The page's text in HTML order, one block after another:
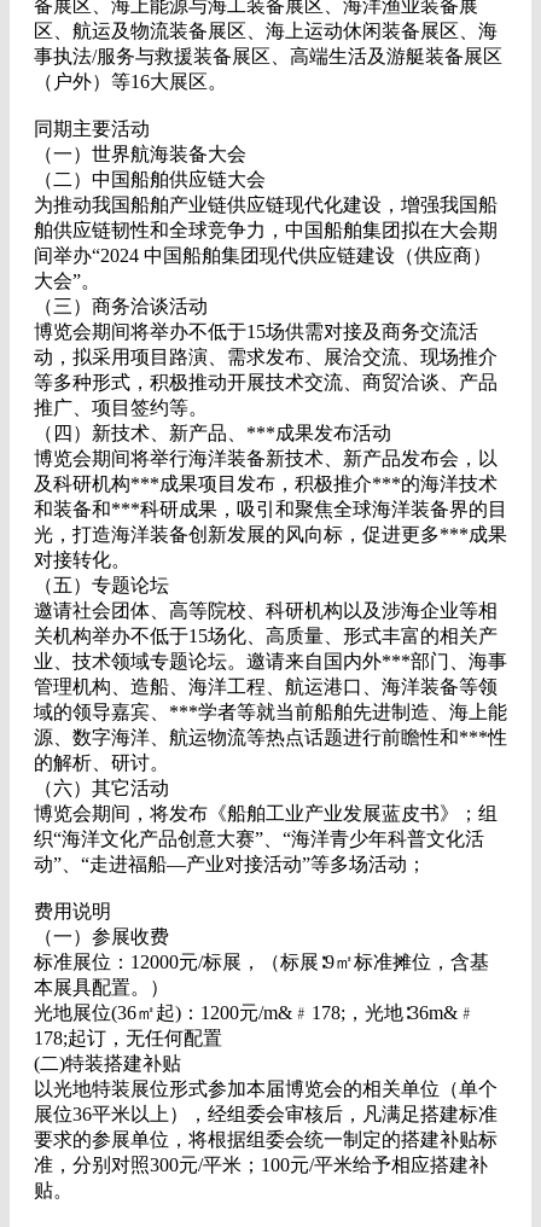
备展区、海上能源与海工装备展区、海洋渔业装备展
区、航运及物流装备展区、海上运动休闲装备展区、海
事执法/服务与救援装备展区、高端生活及游艇装备展区
（户外）等16大展区。
同期主要活动
（一）世界航海装备大会
（二）中国船舶供应链大会
为推动我国船舶产业链供应链现代化建设，增强我国船
舶供应链韧性和全球竞争力，中国船舶集团拟在大会期
间举办“2024 中国船舶集团现代供应链建设（供应商）
大会”。
（三）商务洽谈活动
博览会期间将举办不低于15场供需对接及商务交流活
动，拟采用项目路演、需求发布、展洽交流、现场推介
等多种形式，积极推动开展技术交流、商贸洽谈、产品
推广、项目签约等。
（四）新技术、新产品、***成果发布活动
博览会期间将举行海洋装备新技术、新产品发布会，以
及科研机构***成果项目发布，积极推介***的海洋技术
和装备和***科研成果，吸引和聚焦全球海洋装备界的目
光，打造海洋装备创新发展的风向标，促进更多***成果
对接转化。
（五）专题论坛
邀请社会团体、高等院校、科研机构以及涉海企业等相
关机构举办不低于15场化、高质量、形式丰富的相关产
业、技术领域专题论坛。邀请来自国内外***部门、海事
管理机构、造船、海洋工程、航运港口、海洋装备等领
域的领导嘉宾、***学者等就当前船舶先进制造、海上能
源、数字海洋、航运物流等热点话题进行前瞻性和***性
的解析、研讨。
（六）其它活动
博览会期间，将发布《船舶工业产业发展蓝皮书》；组
织“海洋文化产品创意大赛”、“海洋青少年科普文化活
动”、“走进福船—产业对接活动”等多场活动；
费用说明
（一）参展收费
标准展位：12000元/标展，（标展∶9㎡标准摊位，含基
本展具配置。）
光地展位(36㎡起)：1200元/m&﹟178;，光地∶36m&﹟
178;起订，无任何配置
(二)特装搭建补贴
以光地特装展位形式参加本届博览会的相关单位（单个
展位36平米以上），经组委会审核后，凡满足搭建标准
要求的参展单位，将根据组委会统一制定的搭建补贴标
准，分别对照300元/平米；100元/平米给予相应搭建补
贴。